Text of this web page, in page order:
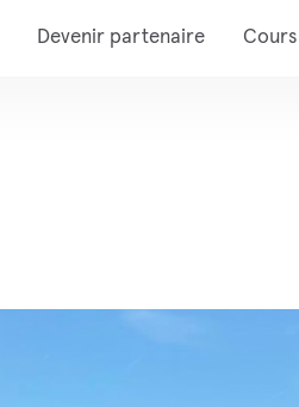
Devenir partenaire